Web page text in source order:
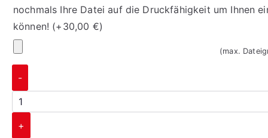
nochmals Ihre Datei auf die Druckfähigkeit um Ihnen
können! (+ 30,00 €)
(max.
-
+